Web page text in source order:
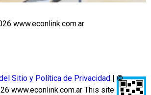
www.econlink.com.ar
Sitio y Política de Privacidad | ©
www.econlink.com.ar This site